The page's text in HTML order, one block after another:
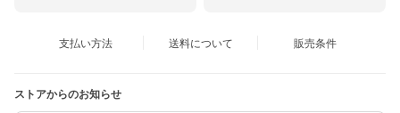
支払い方法 送料について 販売条件
ストアからのお知らせ